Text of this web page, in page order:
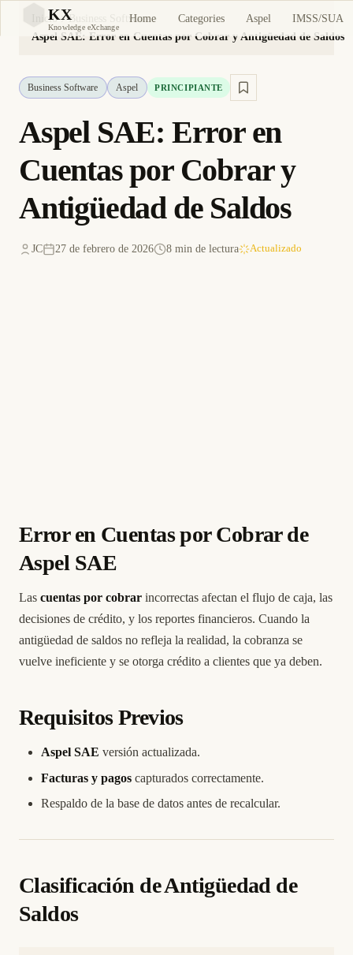
KX
Knowledge eXchange
Home Categories Aspel IMSS/SUA
Inicio
Business Software
Aspel SAE: Error en Cuentas por Cobrar y Antigüedad de Saldos
Business Software Aspel PRINCIPIANTE
Aspel SAE: Error en
Cuentas por Cobrar y
Antigüedad de Saldos
JC 27 de febrero de 2026 8 min de lectura Actualizado
Error en Cuentas por Cobrar de
Aspel SAE
Las cuentas por cobrar incorrectas afectan el flujo de caja, las
decisiones de crédito, y los reportes financieros. Cuando la
antigüedad de saldos no refleja la realidad, la cobranza se
vuelve ineficiente y se otorga crédito a clientes que ya deben.
Requisitos Previos
Aspel SAE versión actualizada.
Facturas y pagos capturados correctamente.
Respaldo de la base de datos antes de recalcular.
Clasificación de Antigüedad de
Saldos